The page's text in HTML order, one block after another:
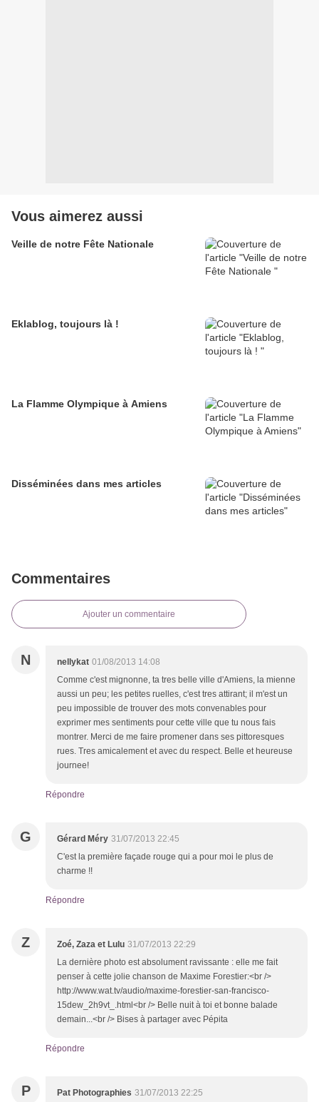
Vous aimerez aussi
Veille de notre Fête Nationale
Eklablog, toujours là !
La Flamme Olympique à Amiens
Disséminées dans mes articles
Commentaires
Ajouter un commentaire
N nellykat 01/08/2013 14:08
Comme c'est mignonne, ta tres belle ville d'Amiens, la mienne
aussi un peu; les petites ruelles, c'est tres attirant; il m'est un
peu impossible de trouver des mots convenables pour
exprimer mes sentiments pour cette ville que tu nous fais
montrer. Merci de me faire promener dans ses pittoresques
rues. Tres amicalement et avec du respect. Belle et heureuse
journee!
Répondre
G Gérard Méry 31/07/2013 22:45
C'est la première façade rouge qui a pour moi le plus de
charme !!
Répondre
Z Zoé, Zaza et Lulu 31/07/2013 22:29
La dernière photo est absolument ravissante : elle me fait
penser à cette jolie chanson de Maxime Forestier:<br />
http://www.wat.tv/audio/maxime-forestier-san-francisco-
15dew_2h9vt_.html<br /> Belle nuit à toi et bonne balade
demain...<br /> Bises à partager avec Pépita
Répondre
P Pat Photographies 31/07/2013 22:25